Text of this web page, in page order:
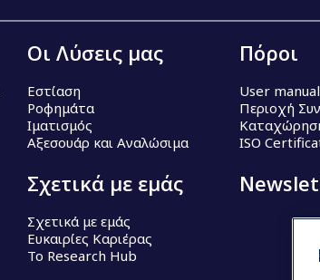
Οι Λύσεις μας
Εστίαση
Ροφημάτα
Ιματισμός
Αξεσουάρ και Αναλώσιμα
Σχετικά με εμάς
Σχετικά με εμάς
Ευκαιρίες Καριέρας
Το Research Hub
Πόροι
User
Περιοχή
ISO